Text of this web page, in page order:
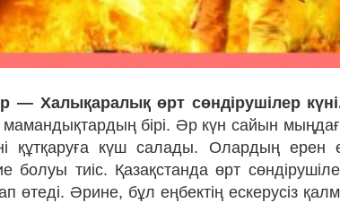
— Халықаралық өрт сөндірушілер
бірі. Әр күн сайын
құтқаруға күш салады. Олардың ерен
болуы тиіс. Қазақстанда өрт
өтеді. Әрине, бұл еңбектің ескерусіз